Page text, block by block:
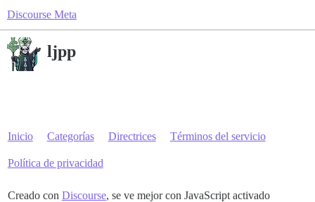
Discourse Meta
ljpp
Inicio Categorías Directrices Términos del servicio
Política de privacidad
Creado con Discourse, se ve mejor con JavaScript activado